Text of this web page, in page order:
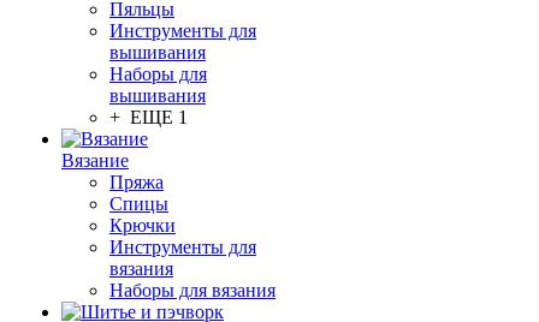
Пяльцы
Инструменты для
вышивания
Наборы для
вышивания
+ ЕЩЕ 1
Вязание
Пряжа
Спицы
Крючки
Инструменты для
вязания
Наборы для вязания